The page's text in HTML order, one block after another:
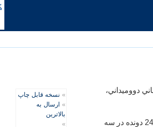
» نسخه قابل چاپ
» ارسال به
بالاترین
»
جهاني دووميداني،
به گزارش خبرگزاري دانشجويان ايران (ايسنا)، 24 دونده در سه